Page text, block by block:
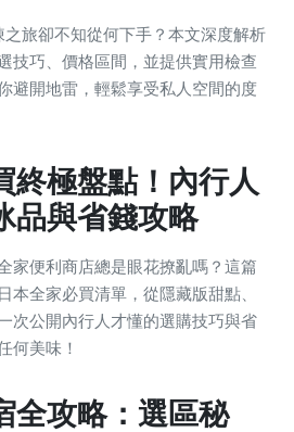
旅卻不知從何下手？本文深度解析
技巧、價格區間，並提供實用檢查
避開地雷，輕鬆享受私人空間的度
終極盤點！內行人
品與省錢攻略
家便利商店總是眼花撩亂嗎？這篇
本全家必買清單，從隱藏版甜點、
次公開內行人才懂的選購技巧與省
何美味！
全攻略：選區秘